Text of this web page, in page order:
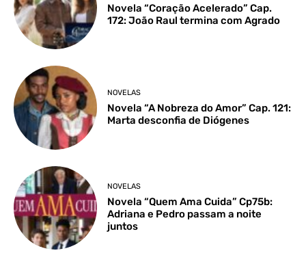
Novela “Coração Acelerado” Cap.
172: João Raul termina com Agrado
NOVELAS
Novela “A Nobreza do Amor” Cap. 121:
Marta desconfia de Diógenes
NOVELAS
Novela “Quem Ama Cuida” Cp75b:
Adriana e Pedro passam a noite
juntos